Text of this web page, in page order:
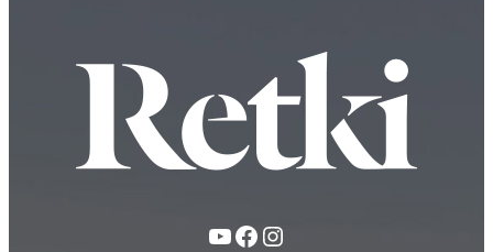
YouTube
FacebookInstagram